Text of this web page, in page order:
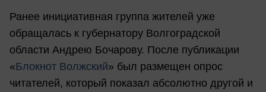
Ранее инициативная группа жителей уже
обращалась к губернатору Волгоградской
области Андрею Бочарову. После публикации
«Блокнот Волжский» был размещен опрос
читателей, который показал абсолютно другой и